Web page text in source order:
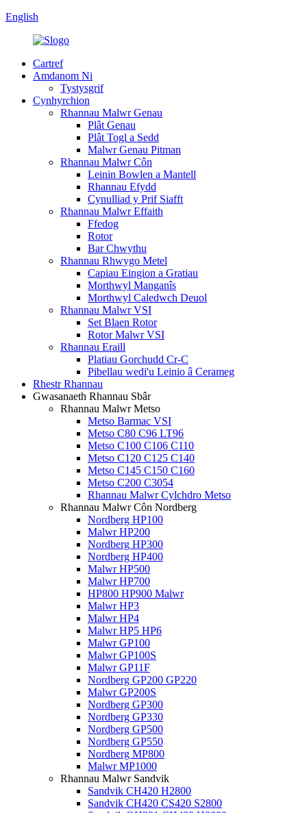
English
Cartref
Amdanom Ni
Tystysgrif
Cynhyrchion
Rhannau Malwr Genau
Plât Genau
Plât Togl a Sedd
Malwr Genau Pitman
Rhannau Malwr Côn
Leinin Bowlen a Mantell
Rhannau Efydd
Cynulliad y Prif Siafft
Rhannau Malwr Effaith
Ffedog
Rotor
Bar Chwythu
Rhannau Rhwygo Metel
Capiau Eingion a Gratiau
Morthwyl Manganîs
Morthwyl Caledwch Deuol
Rhannau Malwr VSI
Set Blaen Rotor
Rotor Malwr VSI
Rhannau Eraill
Platiau Gorchudd Cr-C
Pibellau wedi'u Leinio â Cerameg
Rhestr Rhannau
Gwasanaeth Rhannau Sbâr
Rhannau Malwr Metso
Metso Barmac VSI
Metso C80 C96 LT96
Metso C100 C106 C110
Metso C120 C125 C140
Metso C145 C150 C160
Metso C200 C3054
Rhannau Malwr Cylchdro Metso
Rhannau Malwr Côn Nordberg
Nordberg HP100
Malwr HP200
Nordberg HP300
Nordberg HP400
Malwr HP500
Malwr HP700
HP800 HP900 Malwr
Malwr HP3
Malwr HP4
Malwr HP5 HP6
Malwr GP100
Malwr GP100S
Malwr GP11F
Nordberg GP200 GP220
Malwr GP200S
Nordberg GP300
Nordberg GP330
Nordberg GP500
Nordberg GP550
Nordberg MP800
Malwr MP1000
Rhannau Malwr Sandvik
Sandvik CH420 H2800
Sandvik CH420 CS420 S2800